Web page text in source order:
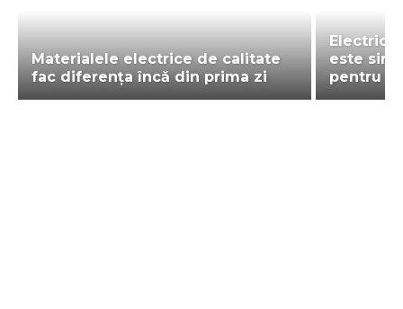
Materialele electrice de calitate
fac diferența încă din prima zi
este
pentru